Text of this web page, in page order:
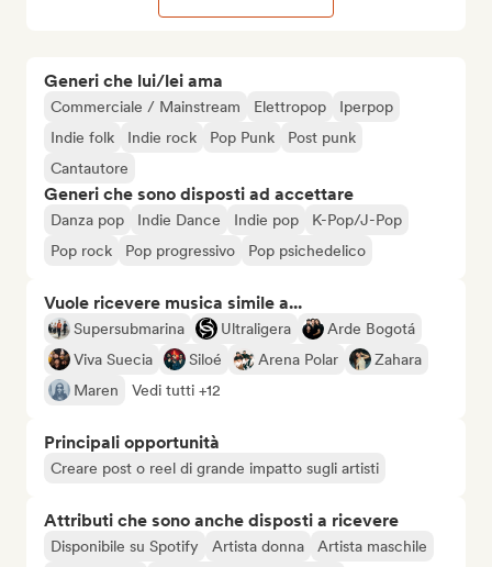
Generi che lui/lei ama
Commerciale / Mainstream Elettropop
Iperpop
Indie folk
Indie rock Pop Punk
Post punk
Cantautore
Generi che sono disposti ad accettare
Danza pop Indie Dance Indie pop
K-Pop/J-Pop
Pop rock
Pop progressivo Pop psichedelico
Vuole ricevere musica simile a...
Supersubmarina Ultraligera
Arde Bogotá
Viva Suecia
Siloé Arena Polar
Zahara
Maren
Vedi tutti +12
Principali opportunità
Creare post o reel di grande impatto sugli artisti
Attributi che sono anche disposti a ricevere
Disponibile su Spotify Artista donna
Artista maschile